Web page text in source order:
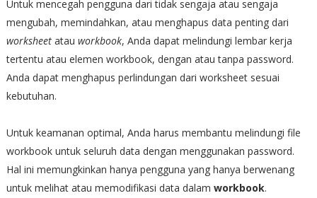
Untuk mencegah pengguna dari tidak sengaja atau sengaja
mengubah, memindahkan, atau menghapus data penting dari
worksheet atau workbook, Anda dapat melindungi lembar kerja
tertentu atau elemen workbook, dengan atau tanpa password.
Anda dapat menghapus perlindungan dari worksheet sesuai
kebutuhan.
Untuk keamanan optimal, Anda harus membantu melindungi file
workbook untuk seluruh data dengan menggunakan password.
Hal ini memungkinkan hanya pengguna yang hanya berwenang
untuk melihat atau memodifikasi data dalam workbook.